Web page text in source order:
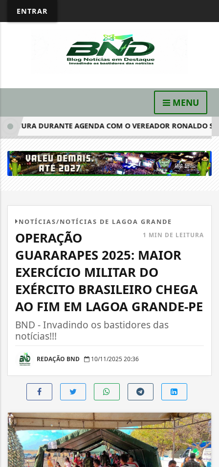
ENTRAR
MENU
DURANTE AGENDA COM O VEREADOR RONALDO SILVA
NOTÍCIAS/NOTÍCIAS DE LAGOA GRANDE
1 MIN DE LEITURA
OPERAÇÃO
GUARARAPES 2025: MAIOR
EXERCÍCIO MILITAR DO
EXÉRCITO BRASILEIRO CHEGA
AO FIM EM LAGOA GRANDE-PE
BND - Invadindo os bastidores das
notícias!!!
REDAÇÃO BND 10/11/2025 20:36